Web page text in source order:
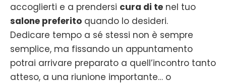
accoglierti e a prendersi cura di te nel tuo
salone preferito quando lo desideri.
Dedicare tempo a sé stessi non è sempre
semplice, ma fissando un appuntamento
potrai arrivare preparato a quell’incontro tanto
atteso, a una riunione importante… o